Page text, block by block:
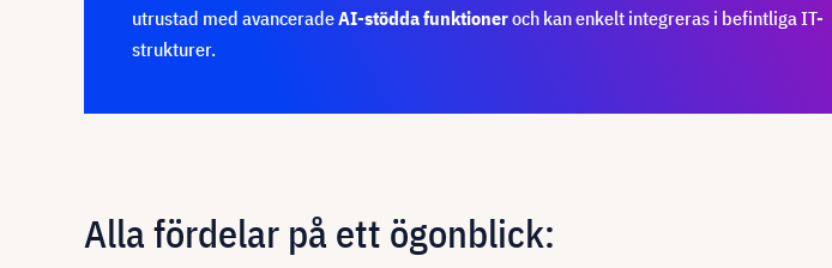
utrustad med avanceradeAI-stödda funktioneroch kan enkelt integreras i befintliga IT-
strukturer.
Alla fördelar på ett ögonblick: